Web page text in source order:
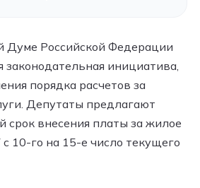
Думе Российской Федерации
законодательная инициатива,
порядка расчетов за
Депутаты предлагают
срок внесения платы за жилое
10-го на 15-е число текущего